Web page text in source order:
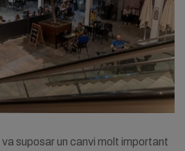
va suposar un canvi molt important